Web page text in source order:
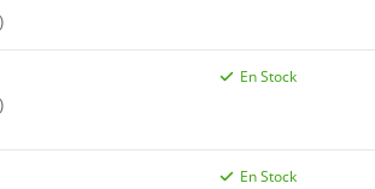
En Stock
En Stock